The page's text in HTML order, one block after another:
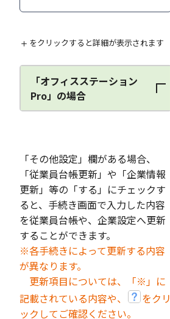
をクリックすると詳細が表示されます
「オフィスステーション
Pro」の場合
「その他設定」欄がある場合、
「従業員台帳更新」や「企業情報
更新」等の「する」にチェックす
ると、手続き画面で入力した内容
を従業員台帳や、企業設定へ更新
することができます。
※各手続きによって更新する内容
が異なります。
更新項目については、「※」に
記載されている内容や、
をクリ
ックしてご確認ください。